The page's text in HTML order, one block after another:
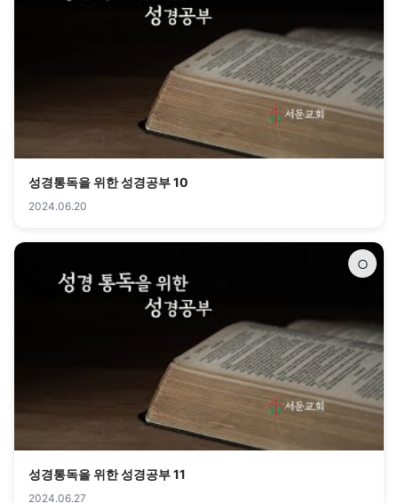
성경통독을 위한 성경공부 10
2024.06.20
○
성경통독을 위한 성경공부 11
2024.06.27